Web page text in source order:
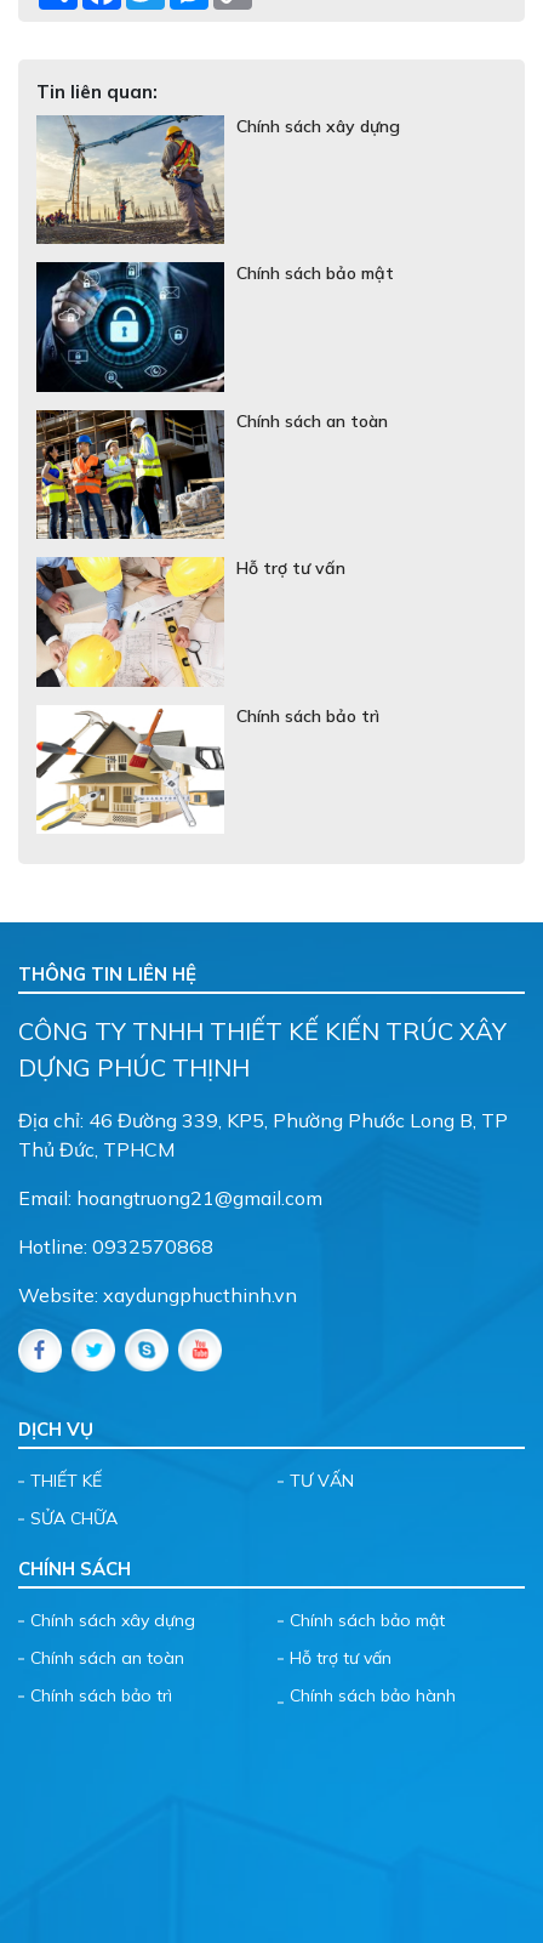
Tin liên quan:
Chính sách xây dựng
Chính sách bảo mật
Chính sách an toàn
Hỗ trợ tư vấn
Chính sách bảo trì
THÔNG TIN LIÊN HỆ
CÔNG TY TNHH THIẾT KẾ KIẾN TRÚC XÂY
DỰNG PHÚC THỊNH
Địa chỉ: 46 Đường 339, KP5, Phường Phước Long B, TP
Thủ Đức, TPHCM
Email: hoangtruong21@gmail.com
Hotline: 0932570868
Website: xaydungphucthinh.vn
DỊCH VỤ
THIẾT KẾ
TƯ VẤN
SỬA CHỮA
CHÍNH SÁCH
Chính sách xây dựng
Chính sách bảo mật
Chính sách an toàn
Hỗ trợ tư vấn
Chính sách bảo trì
Chính sách bảo hành